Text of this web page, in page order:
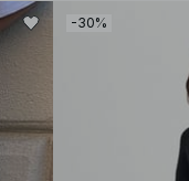
-30%